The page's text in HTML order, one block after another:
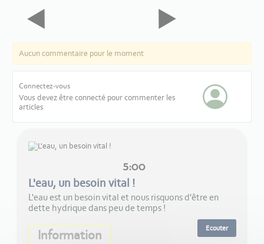
Aucun commentaire pour le moment
Connectez-vous
Vous devez être connecté pour commenter les
articles
5:00
L'eau, un besoin vital !
L'eau est un besoin vital et nous risquons d'être en
dette hydrique dans peu de temps !
Information Ecouter